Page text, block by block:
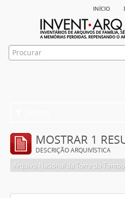
início
MOSTRAR 1
DESCRIÇÃO ARQUIVÍSTICA
Arquivo Nacional da Torre do Tombo